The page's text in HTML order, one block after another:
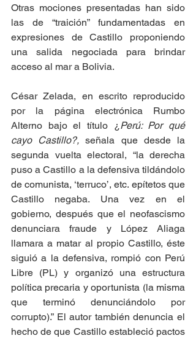
Otras mociones presentadas han sido
las de “traición” fundamentadas en
expresiones de Castillo proponiendo
una salida negociada para brindar
acceso al mar a Bolivia.
César Zelada, en escrito reproducido
por la página electrónica Rumbo
Alterno bajo el título ¿ Perú: Por qué
cayo Castillo?, señala que desde la
segunda vuelta electoral, “la derecha
puso a Castillo a la defensiva tildándolo
de comunista, ‘terruco’, etc. epítetos que
Castillo negaba. Una vez en el
gobierno, después que el neofascismo
denunciara fraude y López Aliaga
llamara a matar al propio Castillo, éste
siguió a la defensiva, rompió con Perú
Libre (PL) y organizó una estructura
política precaria y oportunista (la misma
que terminó denunciándolo por
corrupto).” El autor también denuncia el
hecho de que Castillo estableció pactos